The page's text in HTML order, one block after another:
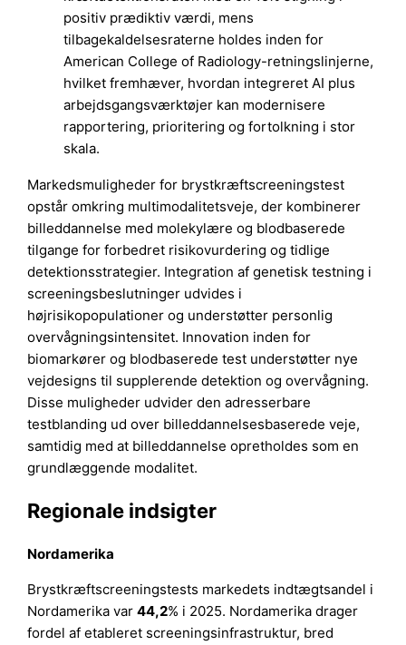
positiv prædiktiv værdi, mens
tilbagekaldelsesraterne holdes inden for
American College of Radiology-retningslinjerne,
hvilket fremhæver, hvordan integreret AI plus
arbejdsgangsværktøjer kan modernisere
rapportering, prioritering og fortolkning i stor
skala.
Markedsmuligheder for brystkræftscreeningstest
opstår omkring multimodalitetsveje, der kombinerer
billeddannelse med molekylære og blodbaserede
tilgange for forbedret risikovurdering og tidlige
detektionsstrategier. Integration af genetisk testning i
screeningsbeslutninger udvides i
højrisikopopulationer og understøtter personlig
overvågningsintensitet. Innovation inden for
biomarkører og blodbaserede test understøtter nye
vejdesigns til supplerende detektion og overvågning.
Disse muligheder udvider den adresserbare
testblanding ud over billeddannelsesbaserede veje,
samtidig med at billeddannelse opretholdes som en
grundlæggende modalitet.
Regionale indsigter
Nordamerika
Brystkræftscreeningstests markedets indtægtsandel i
Nordamerika var44,2% i 2025. Nordamerika drager
fordel af etableret screeningsinfrastruktur, bred